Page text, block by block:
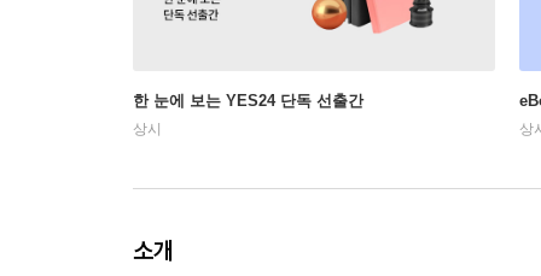
한 눈에 보는 YES24 단독 선출간
상시 상
소개